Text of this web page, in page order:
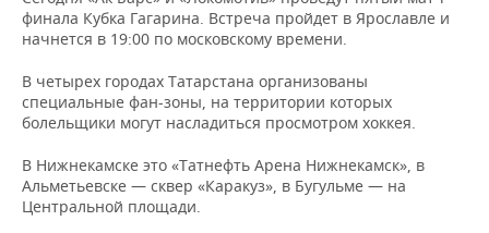
ВОЛЕЙБОЛ
КИБЕРСПОРТ
ФИГУРНОЕ КАТАНИЕ
ВОДНЫЕ ВИДЫ СПОРТА
ХОККЕЙ С МЯЧОМ
ИСТОРИЯ
КУЛЬТУРА
МЕДИЦИНА
ОБРАЗОВАНИЕ
ПРОИСШЕСТВИЯ
СПИСОК ПЕРСОН
СПИСОК КОМПАНИЙ
ПОЛНАЯ ВЕРСИЯ
финала Кубка Гагарина. Встреча пройдет в Ярославле и
начнется в 19:00 по московскому времени.
В четырех городах Татарстана организованы
специальные фан-зоны, на территории которых
болельщики могут насладиться просмотром хоккея.
В Нижнекамске это «Татнефть Арена Нижнекамск», в
Альметьевске — сквер «Каракуз», в Бугульме — на
Центральной площади.